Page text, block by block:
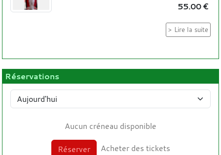
55.00 €
Lire la suite
Réservations
Aucun créneau disponible
Réserver Acheter des tickets